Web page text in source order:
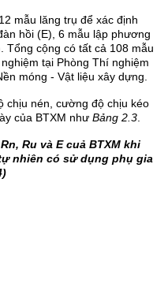
mẫu lăng trụ để xác định
hồi (E), 6 mẫu lập phương
Tổng cộng có tất cả 108 mẫu
tại Phòng Thí nghiệm
móng - Vật liệu xây dựng.
chịu nén, cường độ chịu kéo
của BTXM như Bảng 2.3
Ru và E cuả BTXM khi
nhiên có sử dụng phụ gia